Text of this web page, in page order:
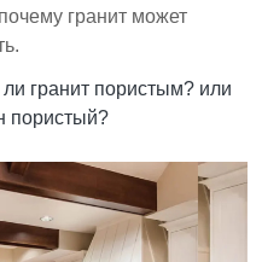
гранит может
гранит пористым? или
пористый?